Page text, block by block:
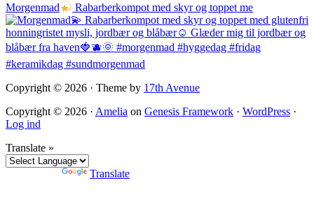
Morgenmad Rabarberkompot med skyr og toppet me
Copyright © 2026 · Theme by 17th Avenue
Copyright © 2026 · Amelia on Genesis Framework · WordPress ·
Log ind
Translate »
Translate